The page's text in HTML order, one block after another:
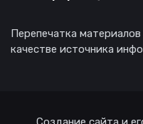
Перепечатка
качестве источника